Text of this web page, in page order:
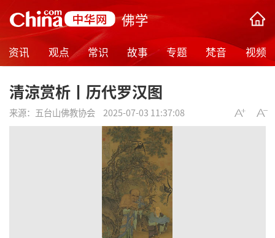
佛学
资讯 观点 常识 故事 专题 梵音 视频
清涼赏析丨历代罗汉图
来源： 五台山佛教协会 2025-07-03 11:37:08